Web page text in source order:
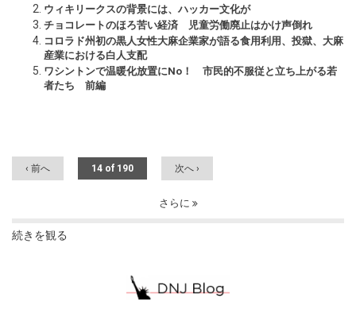
ウィキリークスの背景には、ハッカー文化が
チョコレートのほろ苦い経済 児童労働廃止はかけ声倒れ
コロラド州初の黒人女性大麻企業家が語る食用利用、投獄、大麻
産業における白人支配
ワシントンで温暖化放置にNo！ 市民的不服従と立ち上がる若
者たち 前編
‹ 前へ 14 of 190 次へ ›
さらに
続きを観る